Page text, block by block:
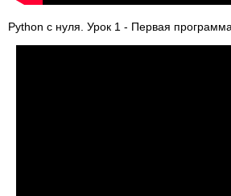
Python с нуля. Урок 1 - Первая